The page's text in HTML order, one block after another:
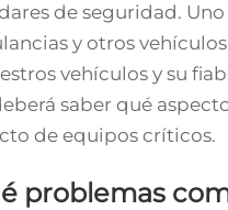
de seguridad.
y otros
vehículos y su
saber qué
de equipos críticos.
problemas